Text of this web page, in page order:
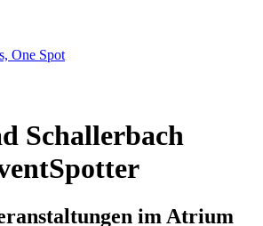
One Spot
Schallerbach
im Atrium